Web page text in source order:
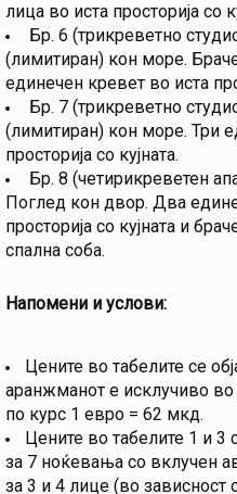
лица во иста просторија со
Бр. 6 (трикреветно
(лимитиран) кон море.
единечен кревет во иста
Бр. 7 (трикреветно
(лимитиран) кон море. Три
просторија со кујната.
Бр. 8 (четирикреветен
Поглед кон двор. Два
просторија со кујната и
спална соба.
Напомени и услови:
Цените во табелите се
аранжманот е исклучиво
по курс 1 евро = 62 мкд.
Цените во табелите 1 и 3
за 7 ноќевања со вклучен
за 3 и 4 лице (во зависност